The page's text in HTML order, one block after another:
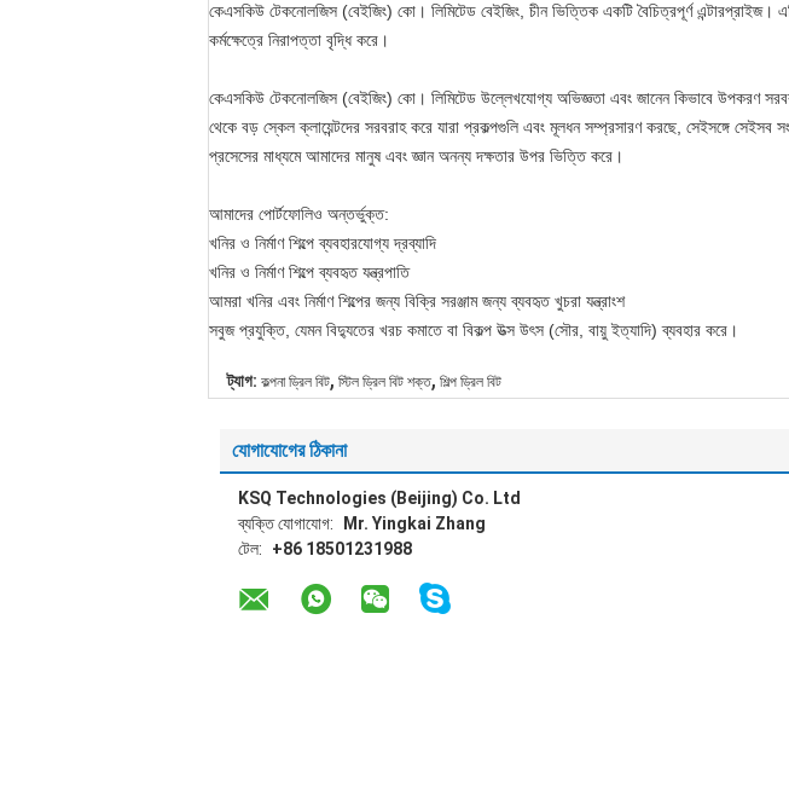
কেএসকিউ টেকনোলজিস (বেইজিং) কো। লিমিটেড বেইজিং, চীন ভিত্তিক একটি বৈচিত্রপূর্ণ
কর্মক্ষেত্রে নিরাপত্তা বৃদ্ধি করে।
কেএসকিউ টেকনোলজিস (বেইজিং) কো। লিমিটেড উল্লেখযোগ্য অভিজ্ঞতা এবং জানেন কিভাবে উপকরণ
থেকে বড় স্কেল ক্লায়েন্টদের সরবরাহ করে যারা প্রকল্পগুলি এবং মূলধন সম্প্রসারণ করছে, সেইসঙ্গে সেইসব
প্রসেসের মাধ্যমে আমাদের মানুষ এবং জ্ঞান অনন্য দক্ষতার উপর ভিত্তি করে।
আমাদের পোর্টফোলিও অন্তর্ভুক্ত:
খনির ও নির্মাণ শিল্পে ব্যবহারযোগ্য দ্রব্যাদি
খনির ও নির্মাণ শিল্পে ব্যবহৃত যন্ত্রপাতি
আমরা খনির এবং নির্মাণ শিল্পের জন্য বিক্রি সরঞ্জাম জন্য ব্যবহৃত খুচরা যন্ত্রাংশ
সবুজ প্রযুক্তি, যেমন বিদ্যুতের খরচ কমাতে বা বিকল্প উত্স উৎস (সৌর, বায়ু ইত্যাদি) ব্যবহার করে।
ট্যাগ: কল্পনা ড্রিল বিট, স্টিল ড্রিল বিট শক্ত, শিল্প ড্রিল বিট
যোগাযোগের ঠিকানা
KSQ Technologies (Beijing) Co. Ltd
ব্যক্তি যোগাযোগ:
Mr. Yingkai Zhang
টেল:
+86 18501231988